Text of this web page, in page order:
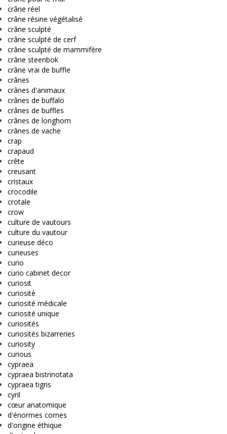
crâne réel
crâne résine végétalisé
crâne sculpté
crâne sculpté de cerf
crâne sculpté de mammifère
crâne steenbok
crâne vrai de buffle
crânes
crânes d'animaux
crânes de buffalo
crânes de buffles
crânes de longhorn
crânes de vache
crap
crapaud
crête
creusant
cristaux
crocodile
crotale
crow
culture de vautours
culture du vautour
curieuse déco
curieuses
curio
curio cabinet decor
curiosit
curiosité
curiosité médicale
curiosité unique
curiosités
curiosités bizarreries
curiosity
curious
cypraea
cypraea bistrinotata
cypraea tigris
cyril
cœur anatomique
d'énormes cornes
d'origine éthique